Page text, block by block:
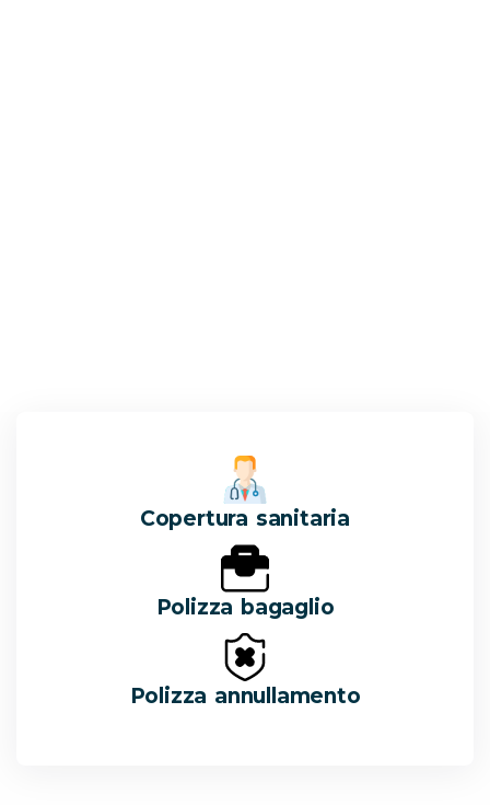
Copertura sanitaria
Polizza bagaglio
Polizza annullamento